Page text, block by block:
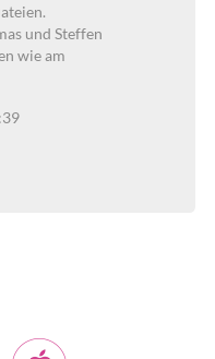
und Steffen
wie am